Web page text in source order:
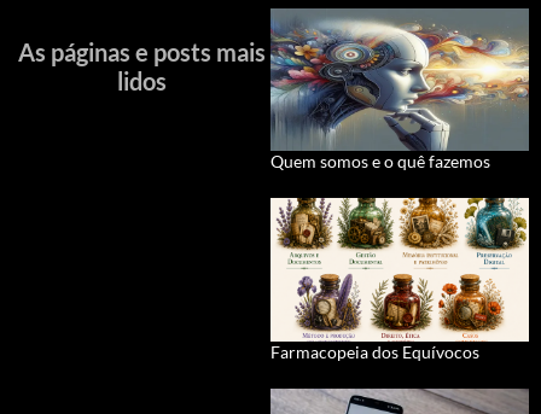
As páginas e posts mais
lidos
Quem somos e o quê fazemos
Farmacopeia dos Equívocos